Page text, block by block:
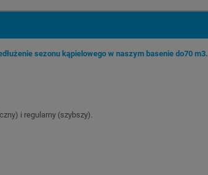
sezonu kąpielowego w naszym basenie do70 m3.
i regularny (szybszy).